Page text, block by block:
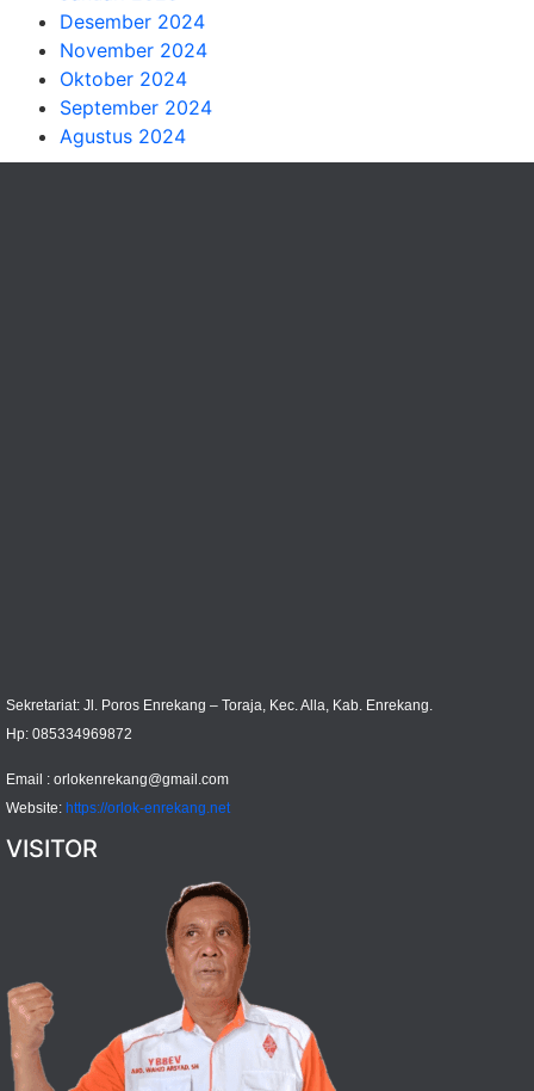
Desember 2024
November 2024
Oktober 2024
September 2024
Agustus 2024
Sekretariat: Jl. Poros Enrekang – Toraja, Kec. Alla, Kab. Enrekang.
Hp: 085334969872
Email : orlokenrekang@gmail.com
Website: https://orlok-enrekang.net
VISITOR